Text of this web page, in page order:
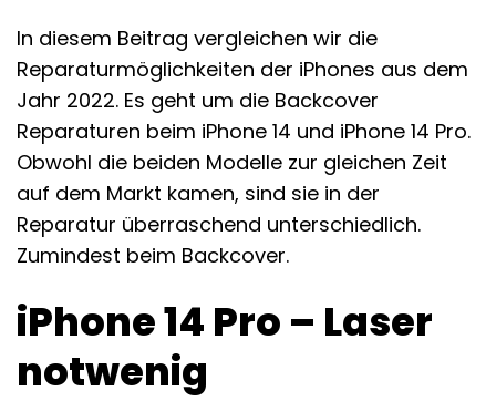
In diesem Beitrag vergleichen wir die
Reparaturmöglichkeiten der iPhones aus dem
Jahr 2022. Es geht um die Backcover
Reparaturen beim iPhone 14 und iPhone 14 Pro.
Obwohl die beiden Modelle zur gleichen Zeit
auf dem Markt kamen, sind sie in der
Reparatur überraschend unterschiedlich.
Zumindest beim Backcover.
iPhone 14 Pro – Laser
notwenig